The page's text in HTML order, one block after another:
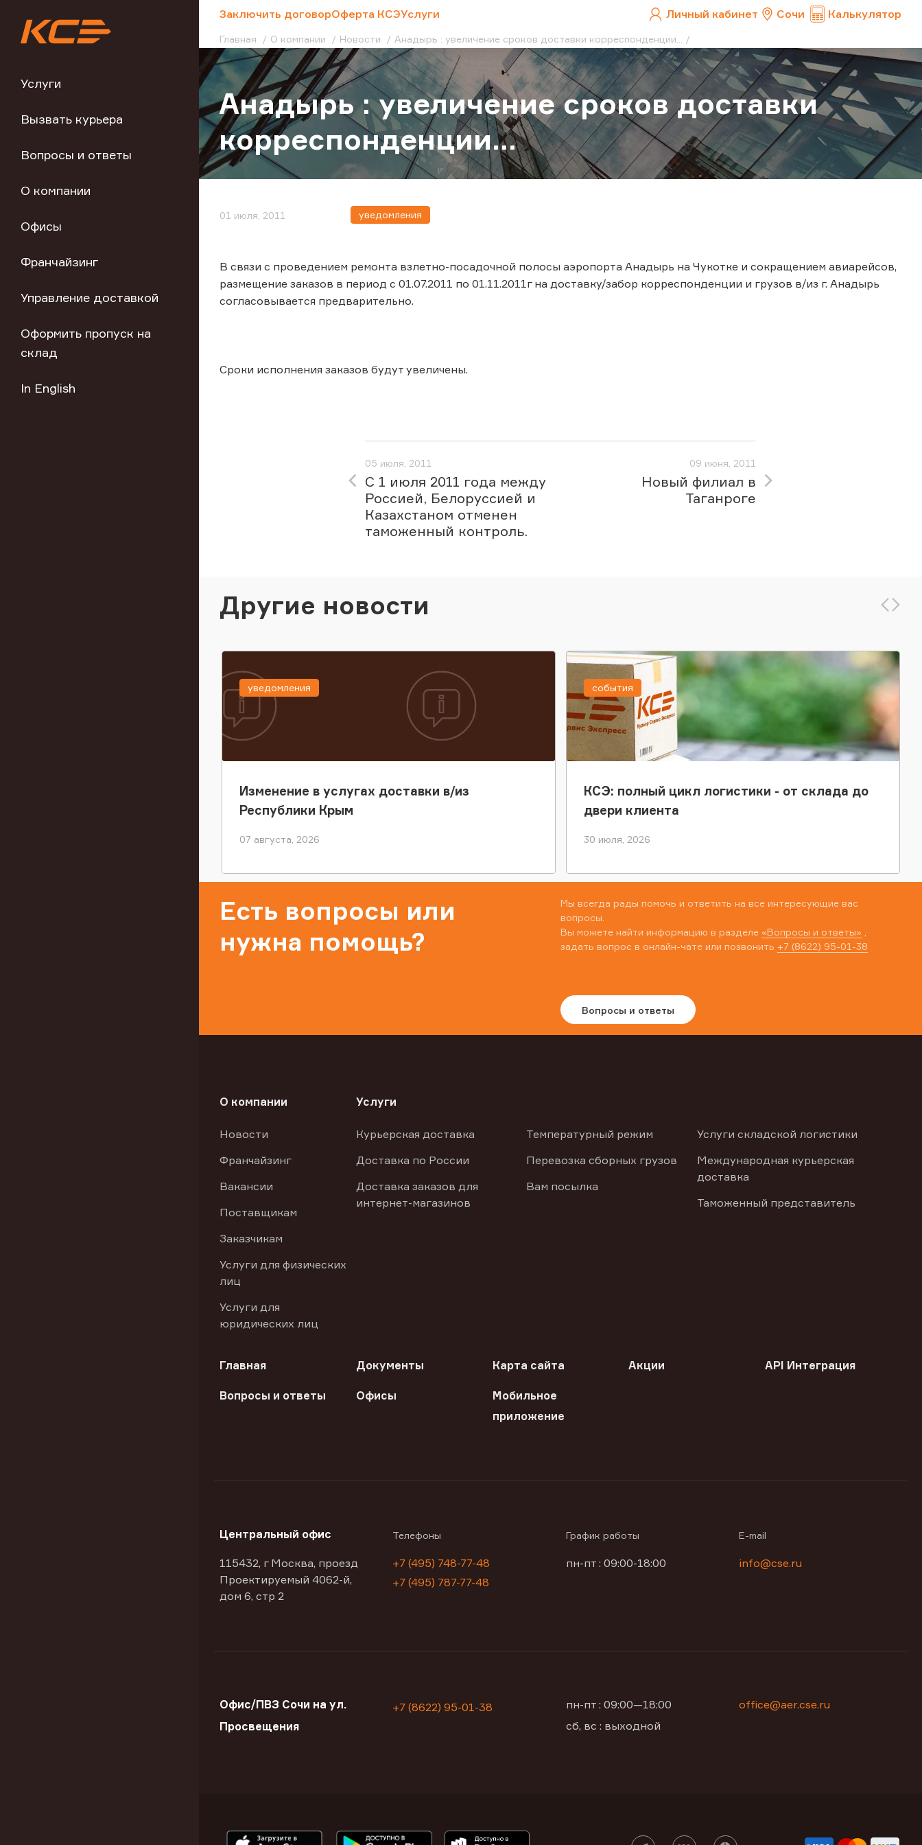
Услуги
Вызвать курьера
Вопросы и ответы
О компании
Офисы
Франчайзинг
Управление доставкой
Оформить пропуск на
склад
In English
Заключить договорОферта КСЭУслуги Личный кабинет Сочи Калькулятор
Главная О компании Новости Анадырь : увеличение сроков доставки корреспонденции...
Анадырь : увеличение сроков доставки
корреспонденции...
01 июля, 2011 уведомления
В связи с проведением ремонта взлетно-посадочной полосы аэропорта Анадырь на Чукотке и сокращением авиарейсов,
размещение заказов в период с 01.07.2011 по 01.11.2011г на доставку/забор корреспонденции и грузов в/из г. Анадырь
согласовывается предварительно.
Сроки исполнения заказов будут увеличены.
05 июля, 2011
С 1 июля 2011 года между
Россией, Белоруссией и
Казахстаном отменен
таможенный контроль.
09 июня, 2011
Новый филиал в
Таганроге
Другие новости
Изменение в услугах доставки в/из
Республики Крым
07 августа, 2026
уведомления
КСЭ: полный цикл логистики - от склада до
двери клиента
30 июля, 2026
события
Есть вопросы или
нужна помощь?
Мы всегда рады помочь и ответить на все интересующие вас
вопросы.
Вы можете найти информацию в разделе «Вопросы и ответы»
задать вопрос в онлайн-чате или позвонить +7 (8622) 95-01-38
Вопросы и ответы
О компании
Новости
Франчайзинг
Вакансии
Поставщикам
Заказчикам
Услуги для физических
лиц
Услуги для
юридических лиц
Услуги
Курьерская доставка
Доставка по России
Доставка заказов для
интернет-магазинов
Температурный режим
Перевозка сборных грузов
Вам посылка
Услуги складской логистики
Международная курьерская
доставка
Таможенный представитель
Главная Документы Карта сайта Акции API Интеграция
Вопросы и ответы Офисы
Мобильное
приложение
Центральный офис
115432, г Москва, проезд
Проектируемый 4062-й,
дом 6, стр 2
Телефоны
+7 (495) 748-77-48
+7 (495) 787-77-48
График работы
пн-пт : 09:00-18:00
E-mail
info@cse.ru
Офис/ПВЗ Сочи на ул.
Просвещения
+7 (8622) 95-01-38
пн-пт : 09:00—18:00
сб, вс : выходной
office@aer.cse.ru